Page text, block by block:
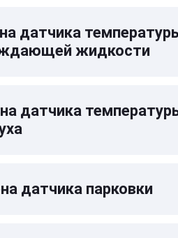
датчика
жидкости
датчика
датчика парковки